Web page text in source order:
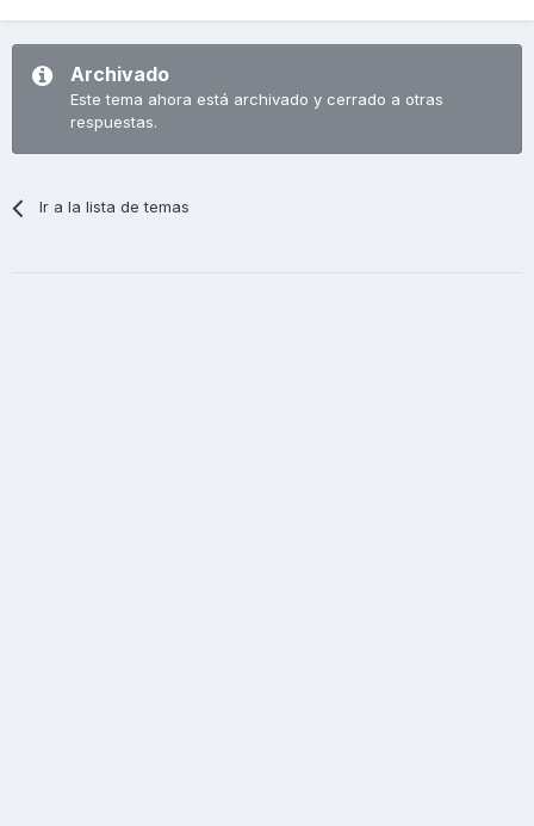
Archivado
Este tema ahora está archivado y cerrado a otras
respuestas.
Ir a la lista de temas